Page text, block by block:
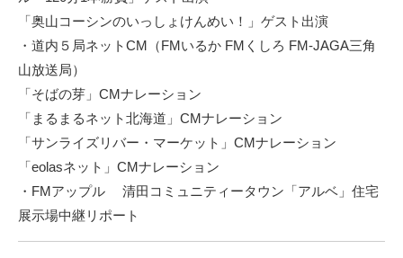
「奥山コーシンのいっしょけんめい！」ゲスト出演
・道内５局ネットCM（FMいるか FMくしろ FM-JAGA三角
山放送局）
「そばの芽」CMナレーション
「まるまるネット北海道」CMナレーション
「サンライズリバー・マーケット」CMナレーション
「eolasネット」CMナレーション
・FMアップル 清田コミュニティータウン「アルベ」住宅
展示場中継リポート